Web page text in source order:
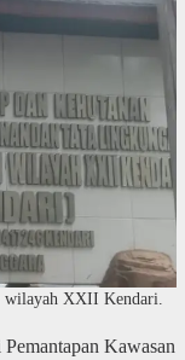
wilayah XXII Kendari.
Kawasan